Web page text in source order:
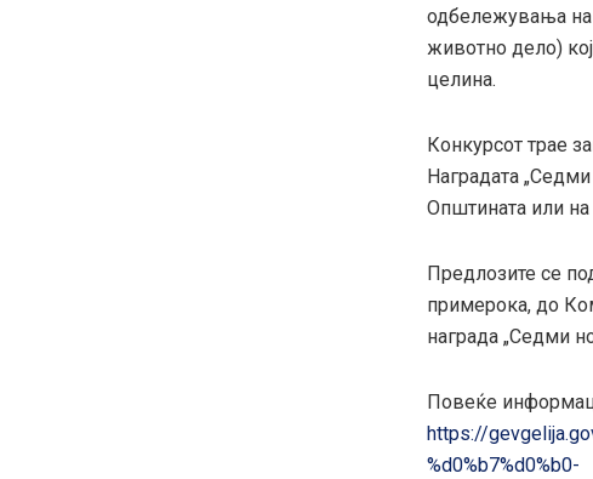
одбележувања на
животно дело)
целина.
Конкурсот трае
Наградата
Општината или на
Предлозите се
примерока, до
награда „Седми
Повеќе
https://
%d0%b7%d0%b0-